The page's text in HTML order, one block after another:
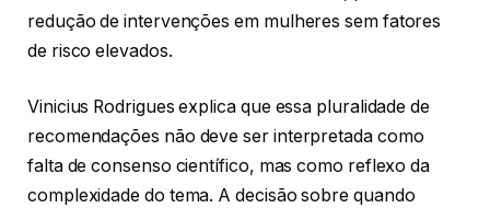
redução de intervenções em mulheres sem fatores
de risco elevados.
Vinicius Rodrigues explica que essa pluralidade de
recomendações não deve ser interpretada como
falta de consenso científico, mas como reflexo da
complexidade do tema. A decisão sobre quando